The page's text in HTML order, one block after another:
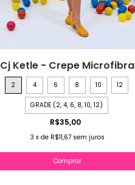
Cj Ketle - Crepe Microfibra
2 4 6 8 10 12
GRADE (2, 4, 6, 8, 10, 12)
R$35,00
3 x de R$11,67 sem juros
Comprar